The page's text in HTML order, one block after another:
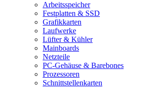
Arbeitsspeicher
Festplatten & SSD
Grafikkarten
Laufwerke
Lüfter & Kühler
Mainboards
Netzteile
PC-Gehäuse & Barebones
Prozessoren
Schnittstellenkarten